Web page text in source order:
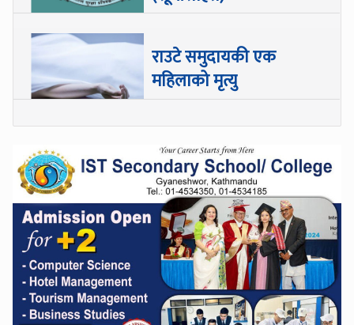
राउटे समुदायकी एक
महिलाको मृत्यु